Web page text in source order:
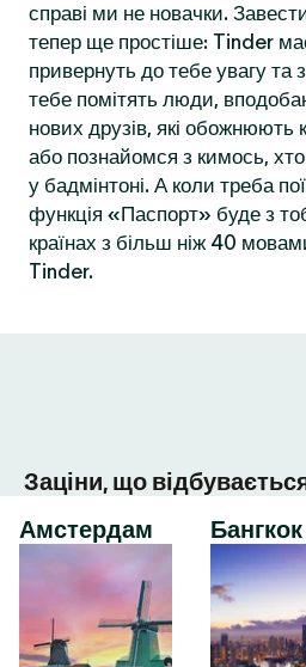
справі ми не новачки.
тепер ще простіше: Tinder
привернуть до тебе увагу
тебе помітять люди,
нових друзів, які обожнюють
або познайомся з кимось,
у бадмінтоні. А коли треба
функція «Паспорт» буде з
країнах з більш ніж 40
Tinder.
Заціни, що
Амстердам
Бангкок